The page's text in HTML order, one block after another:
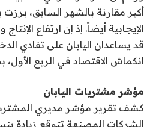
أكبر مقارنة بالشهر السابق،
الإيجابية أيضاً. إذ إن ارتفاع
قد يساعدان اليابان على تفادي
انكماش الاقتصاد في الربع
مؤشر مشتريات اليابان
كشف تقرير مؤشر مديري